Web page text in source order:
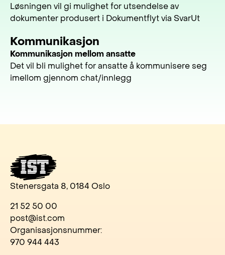
Løsningen vil gi mulighet for utsendelse av
dokumenter produsert i Dokumentflyt via SvarUt
Kommunikasjon
Kommunikasjon mellom ansatte
Det vil bli mulighet for ansatte å kommunisere seg
imellom gjennom chat/innlegg
Stenersgata 8, 0184 Oslo
21 52 50 00
post@ist.com
Organisasjonsnummer:
970 944 443